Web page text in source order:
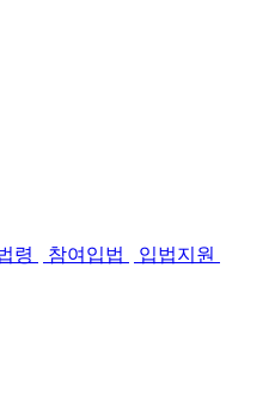
령 참여입법
입법지원